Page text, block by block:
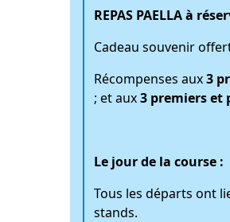
REPAS PAELLA à
Cadeau souvenir
Récompenses aux3
; et aux3 premiers et
Le jour de la course :
Tous les départs ont
stands.